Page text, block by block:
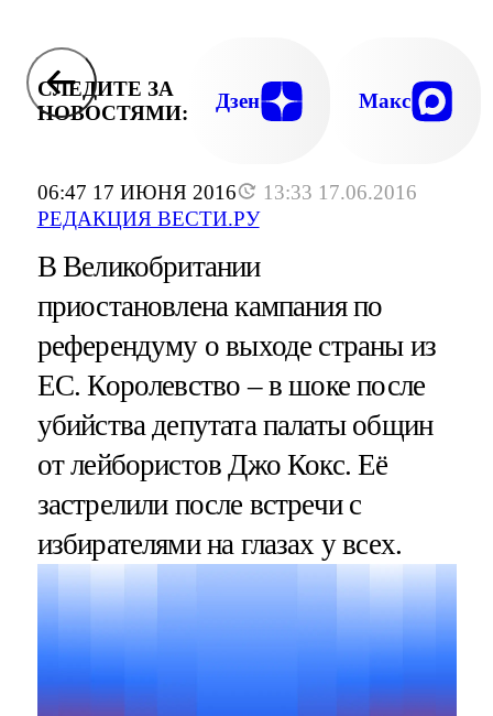
06:47 17 ИЮНЯ 2016
13:33 17.06.2016
РЕДАКЦИЯ ВЕСТИ.РУ
СЛЕДИТЕ ЗА
НОВОСТЯМИ:
Дзен Макс
В Великобритании
приостановлена кампания по
референдуму о выходе страны из
ЕС. Королевство – в шоке после
убийства депутата палаты общин
от лейбористов Джо Кокс. Её
застрелили после встречи с
избирателями на глазах у всех.